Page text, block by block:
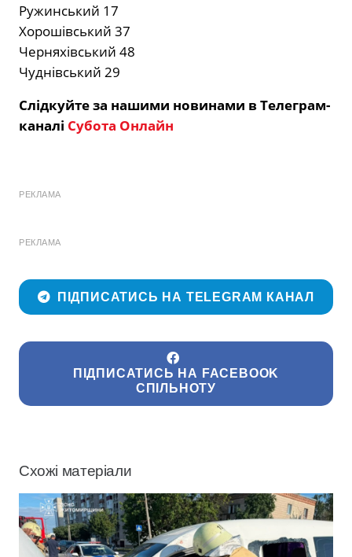
Ружинський 17
Хорошівський 37
Черняхівський 48
Чуднівський 29
Слідкуйте за нашими новинами в Телеграм-
каналі Субота Онлайн
РЕКЛАМА
РЕКЛАМА
ПІДПИСАТИСЬ НА TELEGRAM КАНАЛ
ПІДПИСАТИСЬ НА FACEBOOK
СПІЛЬНОТУ
Схожі матеріали